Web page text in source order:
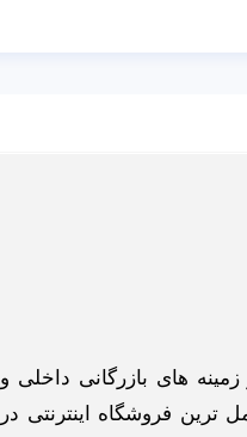
ارتقای کیفی در زمینه های بازرگانی داخلی و
ترین فروشگاه اینترنتی در